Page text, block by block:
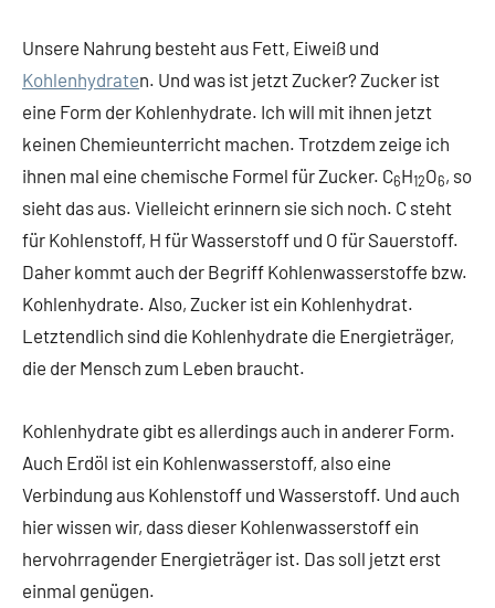
Unsere Nahrung besteht aus Fett, Eiweiß und
Kohlenhydraten. Und was ist jetzt Zucker? Zucker ist
eine Form der Kohlenhydrate. Ich will mit ihnen jetzt
keinen Chemieunterricht machen. Trotzdem zeige ich
ihnen mal eine chemische Formel für Zucker. C6H12O6, so
sieht das aus. Vielleicht erinnern sie sich noch. C steht
für Kohlenstoff, H für Wasserstoff und O für Sauerstoff.
Daher kommt auch der Begriff Kohlenwasserstoffe bzw.
Kohlenhydrate. Also, Zucker ist ein Kohlenhydrat.
Letztendlich sind die Kohlenhydrate die Energieträger,
die der Mensch zum Leben braucht.
Kohlenhydrate gibt es allerdings auch in anderer Form.
Auch Erdöl ist ein Kohlenwasserstoff, also eine
Verbindung aus Kohlenstoff und Wasserstoff. Und auch
hier wissen wir, dass dieser Kohlenwasserstoff ein
hervohrragender Energieträger ist. Das soll jetzt erst
einmal genügen.